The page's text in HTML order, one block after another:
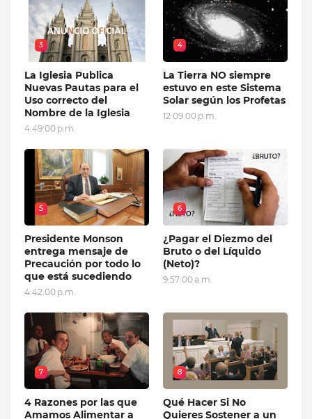
3
La Iglesia Publica
Nuevas Pautas para el
Uso correcto del
Nombre de la Iglesia
4:49:00 p.m.
4
La Tierra NO siempre
estuvo en este Sistema
Solar según los Profetas
12:09:00 p.m.
5
Presidente Monson
entrega mensaje de
Precaución por todo lo
que está sucediendo
4:42:00 p.m.
6
¿Pagar el Diezmo del
Bruto o del Líquido
(Neto)?
9:57:00 a.m.
7
4 Razones por las que
Amamos Alimentar a
8
Qué Hacer Si No
Quieres Sostener a un